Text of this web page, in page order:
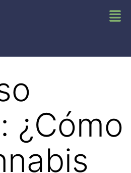
¿Cómo